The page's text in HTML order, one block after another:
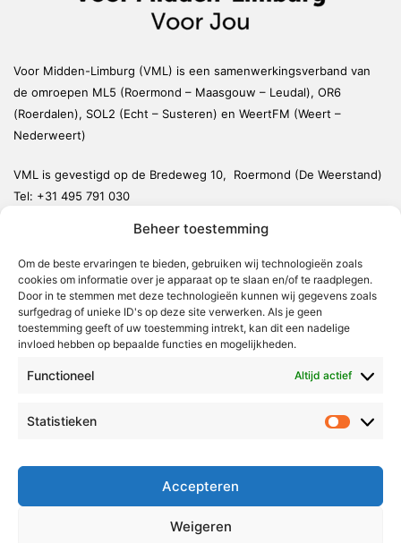
Beheer toestemming
Om de beste ervaringen te bieden, gebruiken wij technologieën zoals
cookies om informatie over je apparaat op te slaan en/of te raadplegen.
Door in te stemmen met deze technologieën kunnen wij gegevens zoals
surfgedrag of unieke ID's op deze site verwerken. Als je geen
toestemming geeft of uw toestemming intrekt, kan dit een nadelige
invloed hebben op bepaalde functies en mogelijkheden.
Functioneel Altijd actief
Statistieken
Accepteren
Weigeren
Voor Midden-Limburg (VML) is een samenwerkingsverband van
de omroepen ML5 (Roermond – Maasgouw – Leudal), OR6
(Roerdalen), SOL2 (Echt – Susteren) en WeertFM (Weert –
Nederweert)
VML is gevestigd op de Bredeweg 10, Roermond (De Weerstand)
Tel: +31 495 791 030
Weert
Nederweert
Leudal
Maasgouw
Echt-Susteren
Roermond
Radio & TV